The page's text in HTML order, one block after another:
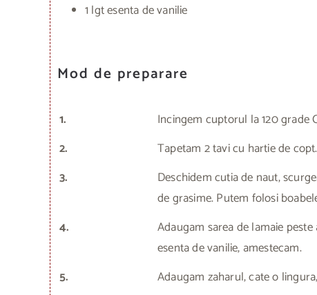
1 lgt esenta de vanilie
Mod de preparare
1.
Incingem cuptorul la 120 grade
2.
Tapetam 2 tavi cu hartie de copt.
3.
Deschidem cutia de naut,
de grasime. Putem folosi
4.
Adaugam sarea de lamaie
esenta de vanilie, amestecam.
5.
Adaugam zaharul, cate o